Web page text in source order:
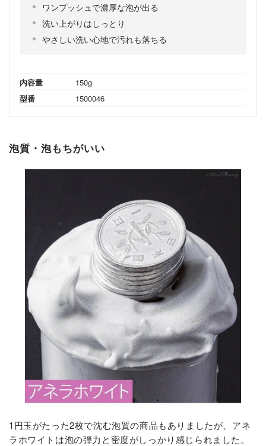
ワンプッシュで濃厚な泡が出る
洗い上がりはしっとり
やさしい洗い心地で汚れも落ちる
内容量
150g
型番
1500046
泡質・泡もちがいい
1円玉がたった2枚で沈む泡質の商品もありましたが、アネ
ラホワイトは泡の弾力と密度がしっかり感じられました。